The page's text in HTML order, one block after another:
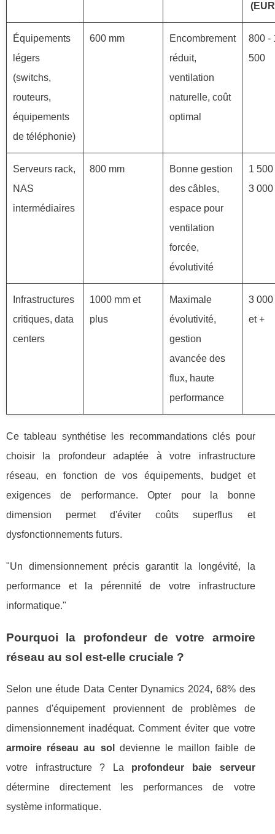
Équipements
légers
(switchs,
routeurs,
équipements
de téléphonie)
600 mm
Encombrement
réduit,
ventilation
naturelle, coût
optimal
800 -
500
Serveurs rack,
NAS
intermédiaires
800 mm
Bonne gestion
des câbles,
espace pour
ventilation
forcée,
évolutivité
1 500
3 000
Infrastructures
critiques, data
centers
1000 mm et
plus
Maximale
évolutivité,
gestion
avancée des
flux, haute
performance
3 000
et +
Ce tableau synthétise les recommandations clés pour
choisir la profondeur adaptée à votre infrastructure
réseau, en fonction de vos équipements, budget et
exigences de performance. Opter pour la bonne
dimension permet d'éviter coûts superflus et
dysfonctionnements futurs.
"Un dimensionnement précis garantit la longévité, la
performance et la pérennité de votre infrastructure
informatique."
Pourquoi la profondeur de votre armoire
réseau au sol est-elle cruciale ?
Selon une étude Data Center Dynamics 2024, 68% des
pannes d'équipement proviennent de problèmes de
dimensionnement inadéquat. Comment éviter que votre
armoire réseau au sol
devienne le maillon faible de
votre infrastructure ? La profondeur baie serveur
détermine directement les performances de votre
système informatique.